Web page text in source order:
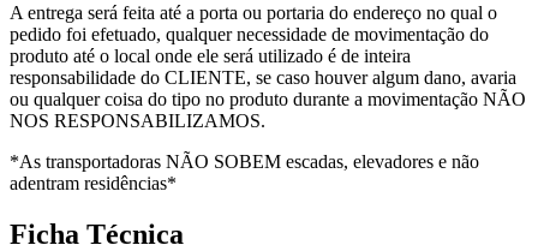
A entrega será feita até a porta ou portaria do endereço no qual o
pedido foi efetuado, qualquer necessidade de movimentação do
produto até o local onde ele será utilizado é de inteira
responsabilidade do CLIENTE, se caso houver algum dano, avaria
ou qualquer coisa do tipo no produto durante a movimentação NÃO
NOS RESPONSABILIZAMOS.
*As transportadoras NÃO SOBEM escadas, elevadores e não
adentram residências*
Ficha Técnica